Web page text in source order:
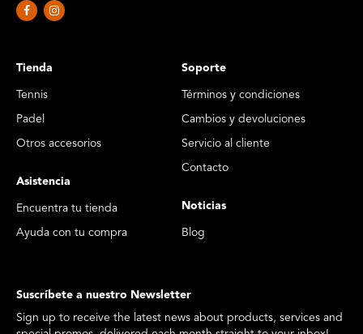
Tienda
Tennis
Padel
Otros accesorios
Asistencia
Encuentra tu tienda
Ayuda con tu compra
Soporte
Términos y condiciones
Cambios y devoluciones
Servicio al cliente
Contacto
Noticias
Blog
Suscríbete a nuestro Newsletter
Sign up to receive the latest news about products, services and